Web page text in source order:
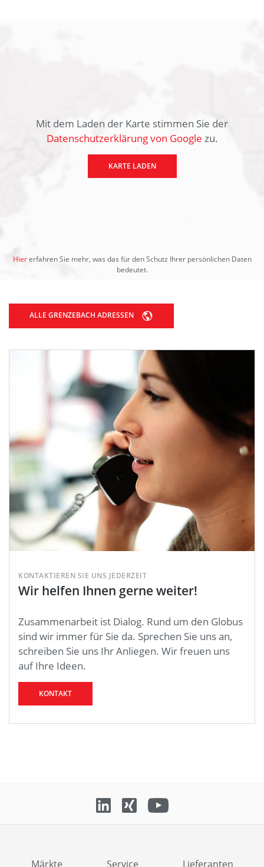
Mit dem Laden der Karte stimmen Sie der
Datenschutzerklärung von Google zu.
KARTE LADEN
Hiererfahren Sie mehr, was das für den Schutz Ihrer persönlichen Daten
bedeutet.
ALLE GRENZEBACH ADRESSEN
KONTAKTIEREN SIE UNS JEDERZEIT
Wir helfen Ihnen gerne weiter!
Zusammenarbeit ist Dialog. Rund um den Globus
sind wir immer für Sie da. Sprechen Sie uns an,
schreiben Sie uns Ihr Anliegen. Wir freuen uns
auf Ihre Ideen.
KONTAKT
Märkte Service Lieferanten